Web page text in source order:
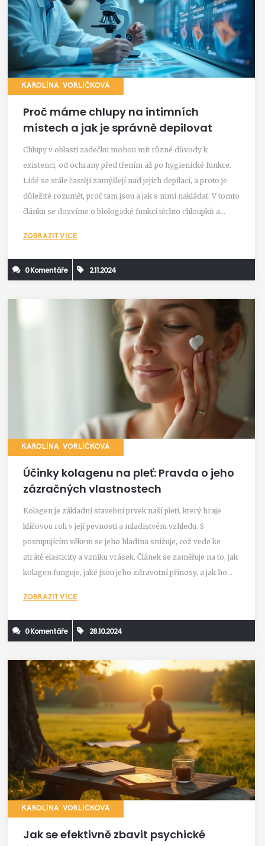
KAROLÍNA VORLÍČKOVÁ
Proč máme chlupy na intimních
místech a jak je správně depilovat
Chlupy v oblasti zadečku mohou mít různé důvody k
existenci, od ochrany před třením až po hygienické funkce.
Lidé se stále častěji zamýšlejí nad jejich depilací, a proto je
důležité rozumět, proč tam jsou a jak s nimi nakládat. V tomto
článku se dozvíme o biologické funkci těchto chloupků a
aniž by to vedlo k podráždění pokožky.
ZOBRAZIT VÍCE
0 Komentáře 2.11.2024
KAROLÍNA VORLÍČKOVÁ
Účinky kolagenu na pleť: Pravda o jeho
zázračných vlastnostech
Kolagen je základní stavební prvek naší pleti, který hraje
klíčovou roli v její pevnosti a mladistvém vzhledu. S
postupujícím věkem se jeho hladina snižuje, což vede ke
ztrátě elasticity a vzniku vrásek. Článek se zaměřuje na to, jak
kolagen funguje, jaké jsou jeho zdravotní přínosy, a jak ho
také tipy na produkty a domácí recepty na zvýšení produkce
kolagenu.
ZOBRAZIT VÍCE
0 Komentáře 28.10.2024
KAROLÍNA VORLÍČKOVÁ
Jak se efektivně zbavit psychické